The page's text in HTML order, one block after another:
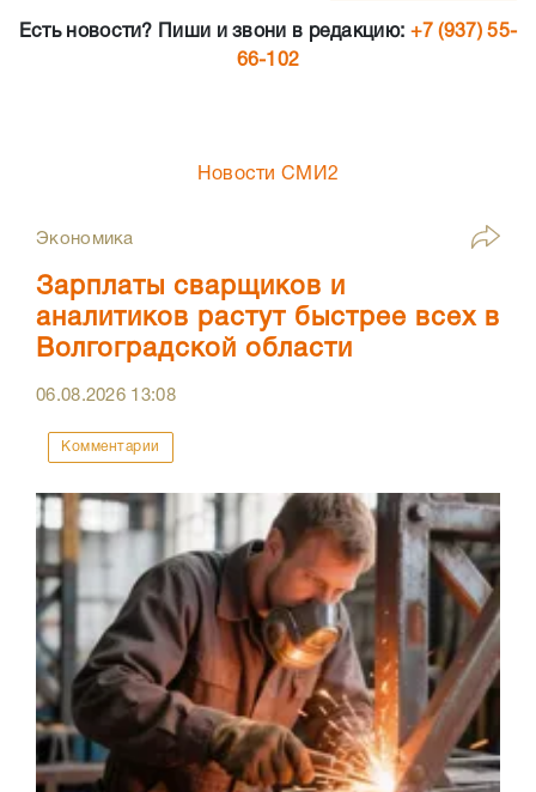
Есть новости? Пиши и звони в редакцию: +7 (937) 55-
66-102
Новости СМИ2
Экономика
Зарплаты сварщиков и
аналитиков растут быстрее всех в
Волгоградской области
06.08.2026 13:08
Комментарии